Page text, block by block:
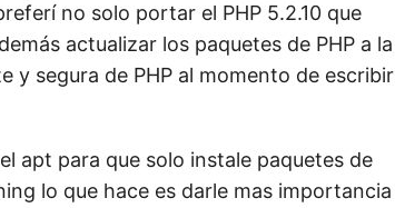
no solo portar el PHP 5.2.10 que
actualizar los paquetes de PHP a la
y segura de PHP al momento de escribir
apt para que solo instale paquetes de
lo que hace es darle mas importancia